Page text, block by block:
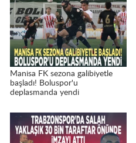
Manisa FK sezona galibiyetle
başladı! Boluspor'u
deplasmanda yendi